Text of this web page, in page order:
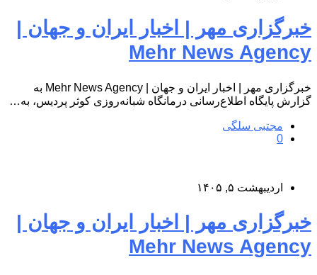
خبرگزاری مهر | اخبار ایران و جهان |
Mehr News Agency
خبرگزاری مهر | اخبار ایران و جهان | Mehr News Agency به
گزارش پایگاه اطلاع‌رسانی درمانگاه شبانه‌روزی کوثر پردیس، به…
مجتبی سلگی
0
اردیبهشت ۵, ۱۴۰۵
خبرگزاری مهر | اخبار ایران و جهان |
Mehr News Agency